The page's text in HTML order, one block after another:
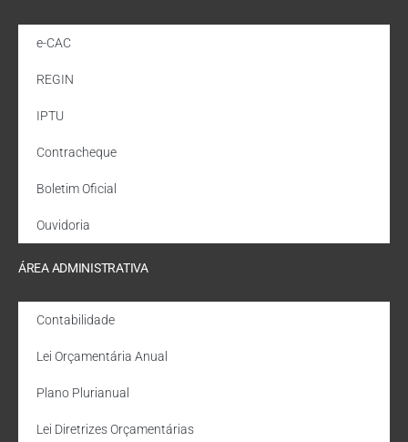
e-CAC
REGIN
IPTU
Contracheque
Boletim Oficial
Ouvidoria
ÁREA ADMINISTRATIVA
Contabilidade
Lei Orçamentária Anual
Plano Plurianual
Lei Diretrizes Orçamentárias